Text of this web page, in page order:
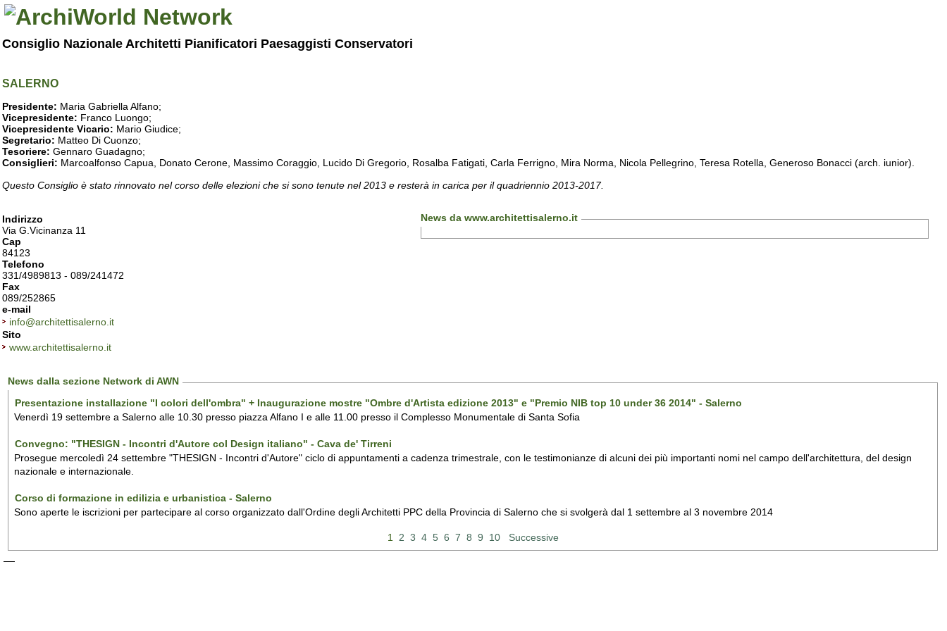
Consiglio Nazionale Architetti Pianificatori Paesaggisti Conservatori
SALERNO
Presidente: Maria Gabriella Alfano;
Vicepresidente: Franco Luongo;
Vicepresidente Vicario: Mario Giudice;
Segretario: Matteo Di Cuonzo;
Tesoriere: Gennaro Guadagno;
Consiglieri: Marcoalfonso Capua, Donato Cerone, Massimo Coraggio, Lucido Di Gregorio, Rosalba Fatigati, Carla Ferrigno, Mira Norma, Nicola Pellegrino, Teresa Rotella, Generoso Bonacci (arch. iunior).
Questo Consiglio è stato rinnovato nel corso delle elezioni che si sono tenute nel 2013 e resterà in carica per il quadriennio 2013-2017.
Indirizzo
Via G.Vicinanza 11
Cap
84123
Telefono
331/4989813 - 089/241472
Fax
089/252865
e-mail
info@architettisalerno.it
Sito
www.architettisalerno.it
News da www.architettisalerno.it
News dalla sezione Network di AWN
Presentazione installazione "I colori dell'ombra" + Inaugurazione mostre "Ombre d'Artista edizione 2013" e "Premio NIB top 10 under 36 2014" - Salerno
Venerdì 19 settembre a Salerno alle 10.30 presso piazza Alfano I e alle 11.00 presso il Complesso Monumentale di Santa Sofia
Convegno: "THESIGN - Incontri d'Autore col Design italiano" - Cava de' Tirreni
Prosegue mercoledì 24 settembre "THESIGN - Incontri d'Autore" ciclo di appuntamenti a cadenza trimestrale, con le testimonianze di alcuni dei più importanti nomi nel campo dell'architettura, del design
nazionale e internazionale.
Corso di formazione in edilizia e urbanistica - Salerno
Sono aperte le iscrizioni per partecipare al corso organizzato dall'Ordine degli Architetti PPC della Provincia di Salerno che si svolgerà dal 1 settembre al 3 novembre 2014
1 2 3 4 5 6 7 8 9 10 Successive